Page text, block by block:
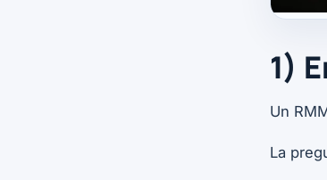
1)
Un
La